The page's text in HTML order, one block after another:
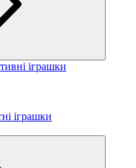
іграшки
іграшки